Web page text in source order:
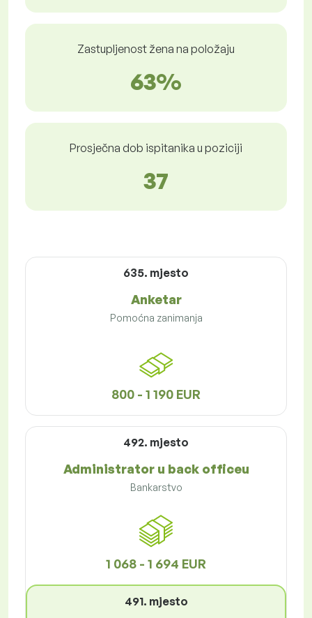
Zastupljenost žena na položaju
63%
Prosječna dob ispitanika u poziciji
37
635. mjesto
Anketar
Pomoćna zanimanja
800 - 1 190 EUR
492. mjesto
Administrator u back officeu
Bankarstvo
1 068 - 1 694 EUR
491. mjesto